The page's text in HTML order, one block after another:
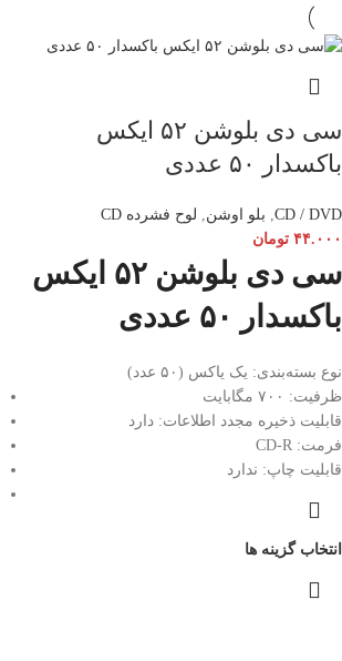
سی دی بلوشن ۵۲ ایکس
باکسدار ۵۰ عددی
CD / DVD
, بلو اوشن, لوح فشرده CD
۴۴.۰۰۰ تومان
سی دی بلوشن ۵۲ ایکس
باکسدار ۵۰ عددی
نوع بسته‌بندی: یک یاکس (۵۰ عدد)
ظرفیت: ۷۰۰ مگابایت
قابلیت ذخیره مجدد اطلاعات: دارد
فرمت: CD-R
قابلیت چاپ: ندارد
انتخاب گزینه ها